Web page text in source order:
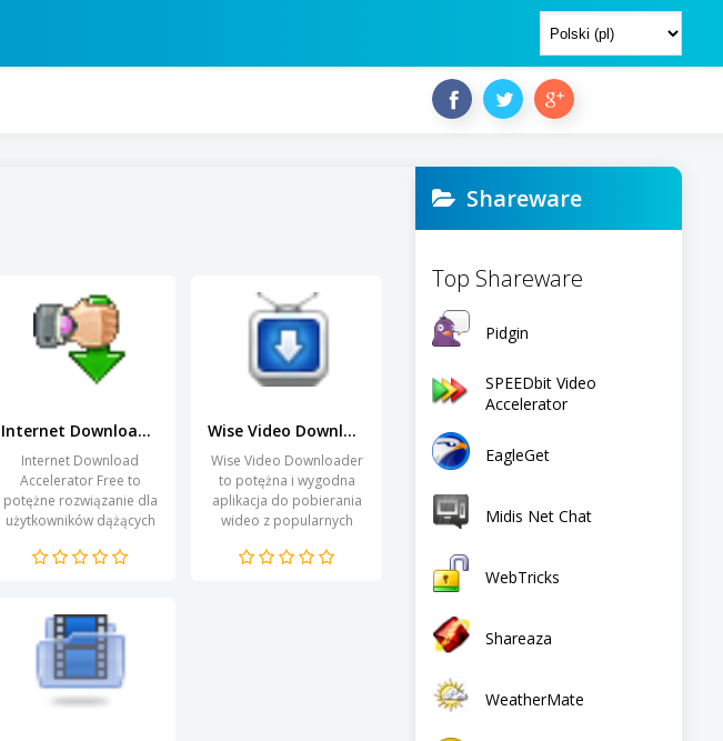
Internet Download Accelerator Free
Internet Download
Accelerator Free to
potężne rozwiązanie dla
użytkowników dążących
efektywności pobierania
Wise Video Downloader
Wise Video Downloader
to potężna i wygodna
aplikacja do pobierania
wideo z popularnych
internetowych. Oferuje
Shareware
Top Shareware
Pidgin
SPEEDbit Video
Accelerator
EagleGet
Midis Net Chat
WebTricks
Shareaza
WeatherMate